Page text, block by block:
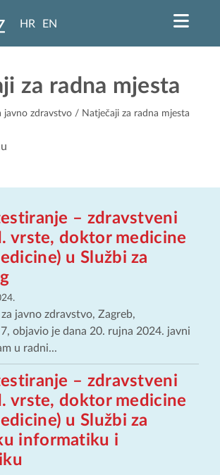
HR EN
za radna mjesta
javno zdravstvo / Natječaji za radna mjesta
– zdravstveni
vrste, doktor medicine
u Službi za
javno zdravstvo, Zagreb,
objavio je dana 20. rujna 2024. javni
u radni...
– zdravstveni
vrste, doktor medicine
u Službi za
informatiku i